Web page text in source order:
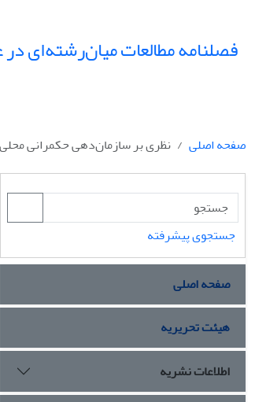
فصلنامه مطالعات میان‌رشته‌ای
صفحه اصلی نظری بر سازمان‌دهی حکمرانی
جستجوی پیشرفته
صفحه اصلی
هیئت تحریریه
اطلاعات نشریه